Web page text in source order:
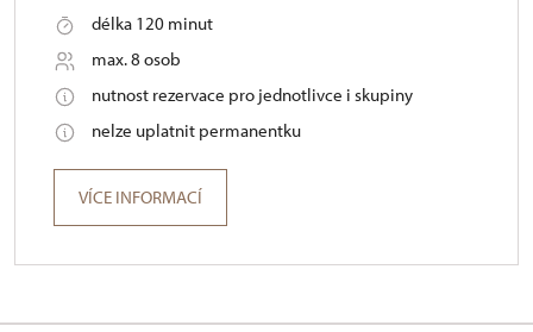
délka 120 minut
max. 8 osob
nutnost rezervace pro jednotlivce i skupiny
nelze uplatnit permanentku
VÍCE INFORMACÍ